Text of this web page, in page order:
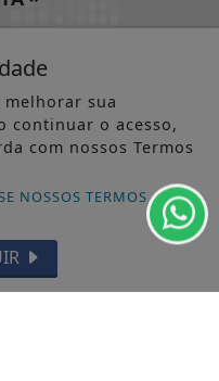
sua
continuar o acesso,
com nossos Termos
NOSSOS TERMOS